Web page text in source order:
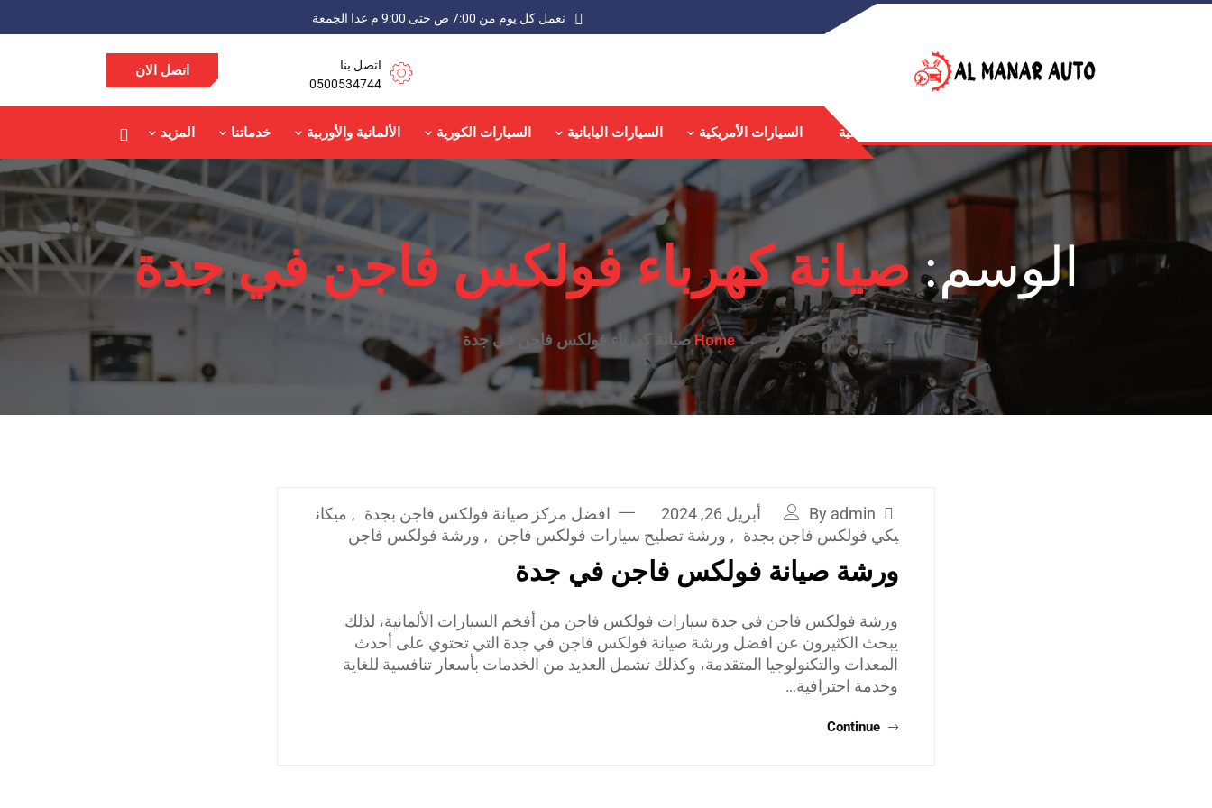
نعمل كل يوم من 7:00 ص حتى 9:00 م عدا الجمعة
اتصل بنا
0500534744
اتصل الان
الرئيسية السيارات الأمريكية السيارات اليابانية السيارات الكورية الألمانية والأوربية خدماتنا المزيد
الوسم:صيانة كهرباء فولكس فاجن في جدة
Homeصيانة كهرباء فولكس فاجن في جدة
By admin أبريل 26, 2024 افضل مركز صيانة فولكس فاجن بجدة , ميكان
يكي فولكس فاجن بجدة , ورشة تصليح سيارات فولكس فاجن , ورشة فولكس فاجن
ورشة صيانة فولكس فاجن في جدة
ورشة فولكس فاجن في جدة سيارات فولكس فاجن من أفخم السيارات الألمانية، لذلك
يبحث الكثيرون عن افضل ورشة صيانة فولكس فاجن في جدة التي تحتوي على أحدث
المعدات والتكنولوجيا المتقدمة، وكذلك تشمل العديد من الخدمات بأسعار تنافسية للغاية
وخدمة احترافية…
Continue